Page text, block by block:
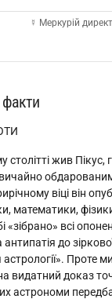
☿ Меркурій
факти
столітті жив
віці він
математики,
«зібрано» всі
до
астрології». Проте
видатний доказ
астрономи